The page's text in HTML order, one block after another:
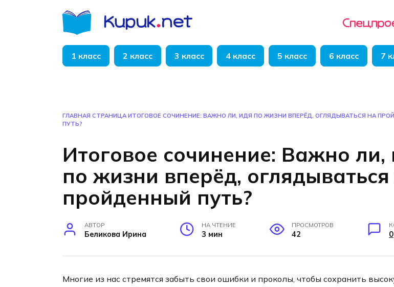
1 класс 2 класс 3 класс 4 класс 5 класс 6 класс 7
ГЛАВНАЯ СТРАНИЦА ИТОГОВОЕ СОЧИНЕНИЕ: ВАЖНО ЛИ, ИДЯ ПО ЖИЗНИ ВПЕРЁД, ОГЛЯДЫВАТЬСЯ НА
ПУТЬ?
Итоговое сочинение: Важно ли,
по жизни вперёд,
пройденный путь?
АВТОР
Беликова Ирина
НА ЧТЕНИЕ
3 мин
ПРОСМОТРОВ
42 0
Многие из нас стремятся забыть свои ошибки и проколы, чтобы сохранить